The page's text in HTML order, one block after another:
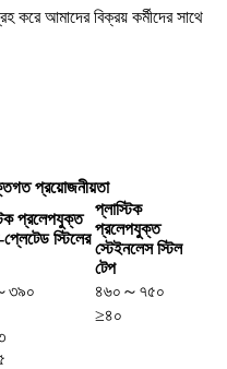
আমাদের বিক্রয় কর্মীদের সাথে
প্রয়োজনীয়তা
প্রলেপযুক্ত
স্টিলের
প্লাস্টিক
প্রলেপযুক্ত
স্টেইনলেস স্টিল
টেপ
৩৯০
৪৬০～৭৫০
≥৪০